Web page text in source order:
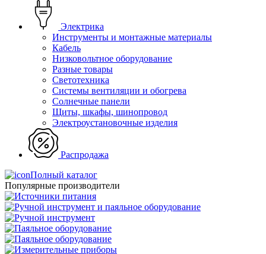
Электрика
Инструменты и монтажные материалы
Кабель
Низковольтное оборудование
Разные товары
Светотехника
Системы вентиляции и обогрева
Солнечные панели
Щиты, шкафы, шинопровод
Электроустановочные изделия
Распродажа
Полный каталог
Популярные производители